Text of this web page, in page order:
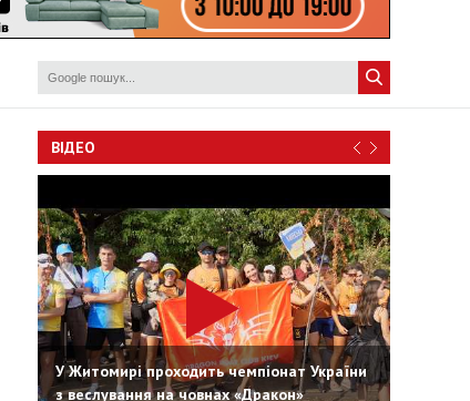
ВІДЕО
У Житомирі проходить чемпіонат України
з веслування на човнах «Дракон»